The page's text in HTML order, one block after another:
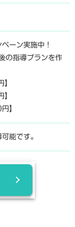
ーン実施中！
の指導プランを作
】
能です。